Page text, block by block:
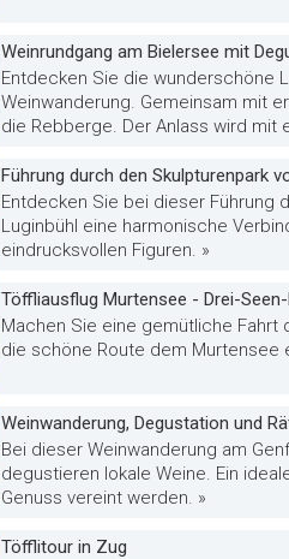
Weinrundgang am Bielersee mit
Entdecken Sie die wunderschöne
Weinwanderung. Gemeinsam mit
die Rebberge. Der Anlass wird mit
Führung durch den Skulpturenpark
Entdecken Sie bei dieser Führung
Luginbühl eine harmonische
eindrucksvollen Figuren. »
Töffliausflug Murtensee - Drei-
Machen Sie eine gemütliche
die schöne Route dem Murtensee
Weinwanderung, Degustation und
Bei dieser Weinwanderung am
degustieren lokale Weine. Ein
Genuss vereint werden. »
Töfflitour in Zug